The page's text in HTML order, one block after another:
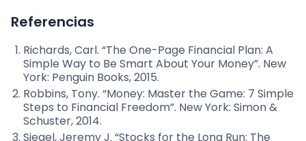
Referencias
Richards, Carl. “The One-Page Financial Plan: A
Simple Way to Be Smart About Your Money”. New
York: Penguin Books, 2015.
Robbins, Tony. “Money: Master the Game: 7 Simple
Steps to Financial Freedom”. New York: Simon &
Schuster, 2014.
Siegel, Jeremy J. “Stocks for the Long Run: The